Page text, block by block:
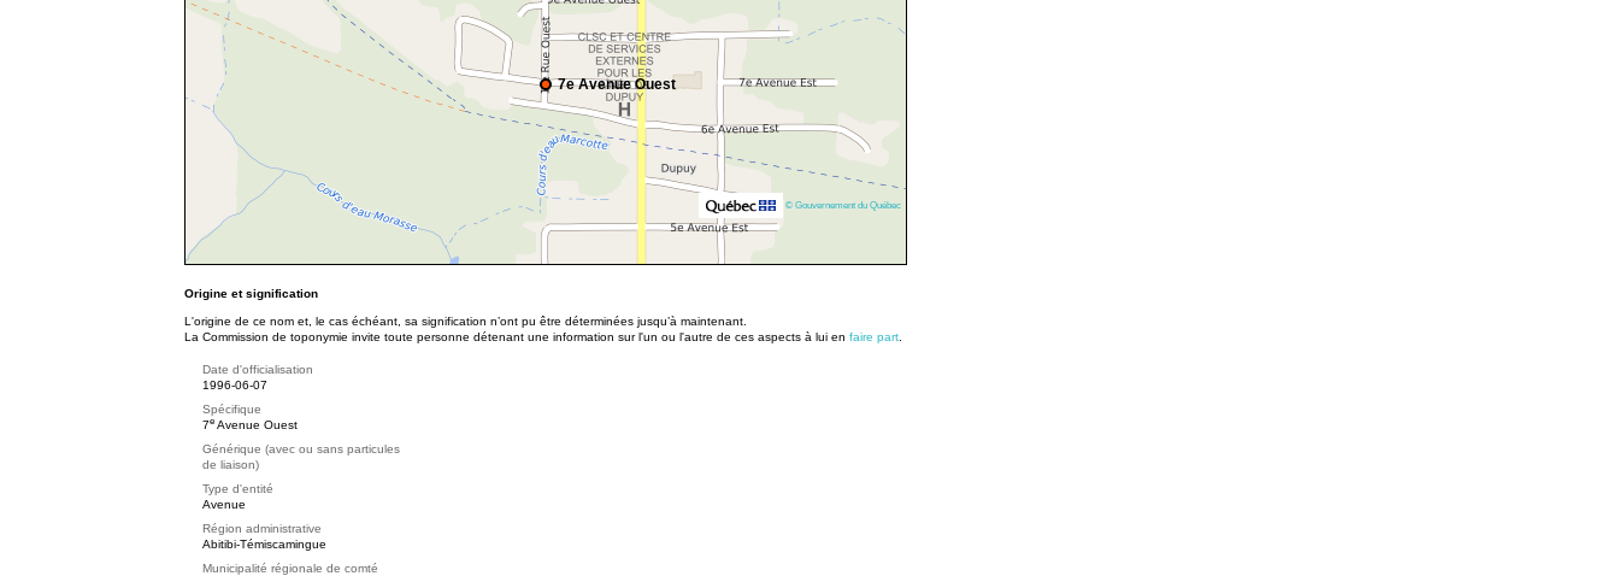
7e Avenue Ouest
© Gouvernement du Québec
Origine et signification
L'origine de ce nom et, le cas échéant, sa signification n’ont pu être déterminées jusqu’à maintenant.
La Commission de toponymie invite toute personne détenant une information sur l'un ou l'autre de ces aspects à lui en faire part
Date d'officialisation
1996-06-07
Spécifique
7e Avenue Ouest
Générique (avec ou sans particules
de liaison)
Type d'entité
Avenue
Région administrative
Abitibi-Témiscamingue
Municipalité régionale de comté